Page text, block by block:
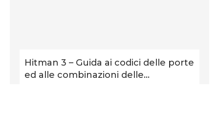
Hitman 3 – Guida ai codici delle porte
ed alle combinazioni delle...